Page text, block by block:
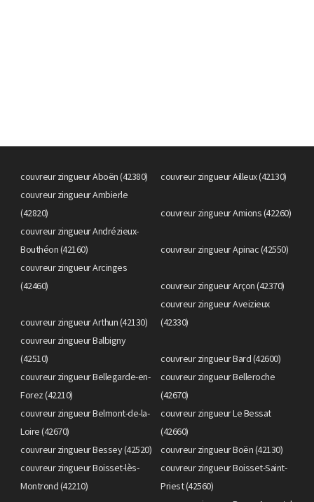
couvreur zingueur Aboën (42380)
couvreur zingueur Ailleux (42130)
couvreur zingueur Ambierle
(42820)
couvreur zingueur Amions (42260)
couvreur zingueur Andrézieux-
Bouthéon (42160)
couvreur zingueur Apinac (42550)
couvreur zingueur Arcinges
(42460)
couvreur zingueur Arçon (42370)
couvreur zingueur Arthun (42130)
couvreur zingueur Aveizieux
(42330)
couvreur zingueur Balbigny
(42510)
couvreur zingueur Bard (42600)
couvreur zingueur Bellegarde-en-
Forez (42210)
couvreur zingueur Belleroche
(42670)
couvreur zingueur Belmont-de-la-
Loire (42670)
couvreur zingueur Le Bessat
(42660)
couvreur zingueur Bessey (42520)
couvreur zingueur Boën (42130)
couvreur zingueur Boisset-lès-
Montrond (42210)
couvreur zingueur Boisset-Saint-
Priest (42560)